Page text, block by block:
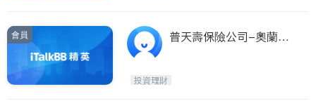
會員
普天壽保險公司-奧蘭多
投資理財